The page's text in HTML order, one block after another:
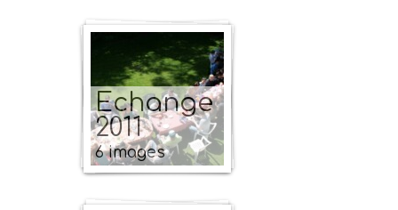
Echange
2011
6 images